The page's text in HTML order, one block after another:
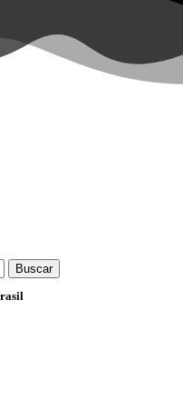
separadas por
Buscar